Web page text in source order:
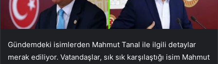
Gündemdeki isimlerden Mahmut Tanal ile ilgili detaylar
merak ediliyor. Vatandaşlar, sık sık karşılaştığı isim Mahmut